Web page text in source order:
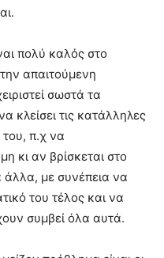
πολύ καλός στο
απαιτούμενη
σωστά τα
κλείσει τις κατάλληλες
π.χ να
κι αν βρίσκεται στο
άλλα, με συνέπεια να
του τέλος και να
συμβεί όλα αυτά.